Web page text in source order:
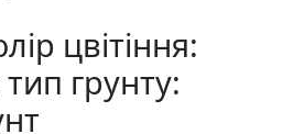
цвітіння:
грунту: